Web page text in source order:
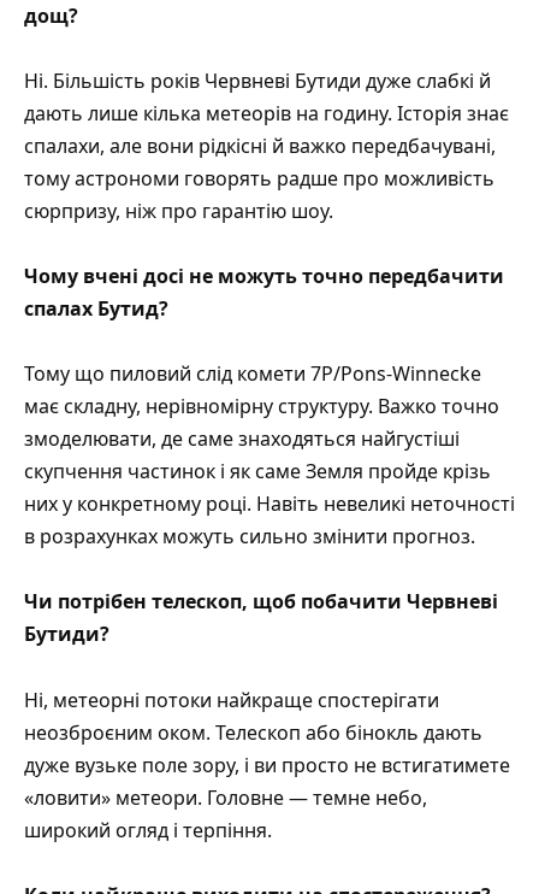
дощ?
Ні. Більшість років Червневі Бутиди дуже слабкі й
дають лише кілька метеорів на годину. Історія знає
спалахи, але вони рідкісні й важко передбачувані,
тому астрономи говорять радше про можливість
сюрпризу, ніж про гарантію шоу.
Чому вчені досі не можуть точно передбачити
спалах Бутид?
Тому що пиловий слід комети 7P/Pons-Winnecke
має складну, нерівномірну структуру. Важко точно
змоделювати, де саме знаходяться найгустіші
скупчення частинок і як саме Земля пройде крізь
них у конкретному році. Навіть невеликі неточності
в розрахунках можуть сильно змінити прогноз.
Чи потрібен телескоп, щоб побачити Червневі
Бутиди?
Ні, метеорні потоки найкраще спостерігати
неозброєним оком. Телескоп або бінокль дають
дуже вузьке поле зору, і ви просто не встигатимете
«ловити» метеори. Головне — темне небо,
широкий огляд і терпіння.